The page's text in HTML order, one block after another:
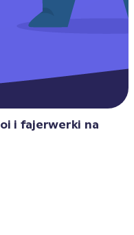
i fajerwerki na